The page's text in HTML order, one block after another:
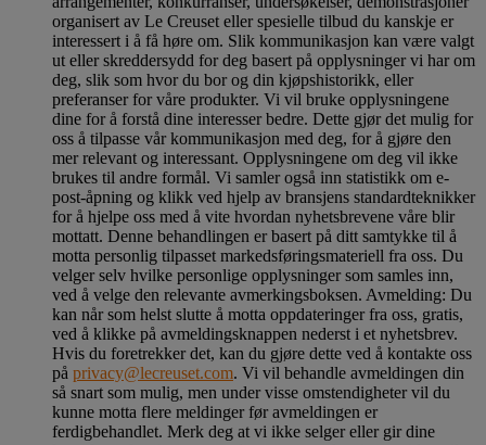
organisert av Le Creuset eller spesielle tilbud du kanskje er
interessert i å få høre om. Slik kommunikasjon kan være valgt
ut eller skreddersydd for deg basert på opplysninger vi har om
deg, slik som hvor du bor og din kjøpshistorikk, eller
preferanser for våre produkter. Vi vil bruke opplysningene
dine for å forstå dine interesser bedre. Dette gjør det mulig for
oss å tilpasse vår kommunikasjon med deg, for å gjøre den
mer relevant og interessant. Opplysningene om deg vil ikke
brukes til andre formål. Vi samler også inn statistikk om e-
post-åpning og klikk ved hjelp av bransjens standardteknikker
for å hjelpe oss med å vite hvordan nyhetsbrevene våre blir
mottatt. Denne behandlingen er basert på ditt samtykke til å
motta personlig tilpasset markedsføringsmateriell fra oss. Du
velger selv hvilke personlige opplysninger som samles inn,
ved å velge den relevante avmerkingsboksen. Avmelding: Du
kan når som helst slutte å motta oppdateringer fra oss, gratis,
ved å klikke på avmeldingsknappen nederst i et nyhetsbrev.
Hvis du foretrekker det, kan du gjøre dette ved å kontakte oss
på privacy@lecreuset.com. Vi vil behandle avmeldingen din
så snart som mulig, men under visse omstendigheter vil du
kunne motta flere meldinger før avmeldingen er
ferdigbehandlet. Merk deg at vi ikke selger eller gir dine